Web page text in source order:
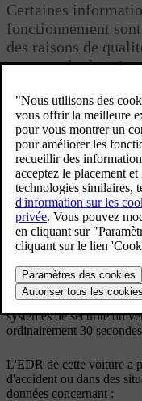
Mise à jour 30.03.2026
Certaines
fonctionnement
des raisons de
comprendre les
d'utilisation.
Event Data Recorder
Ce véhicule est équipé
données d'événements).
d'enregistrer des
aux situations
entraînant le
enregistrées en vue
des systèmes du
fonction d'enregistrer des
systèmes de sécurité du
ordinairement 30
L'EDR de cette voiture a
d'accident ou dans des
données concernant :